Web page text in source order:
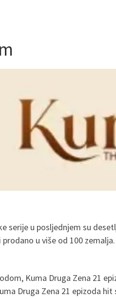
serije u posljednjem su
u više od 100
Kuma Druga Zena 21
Druga Zena 21 epizoda hit